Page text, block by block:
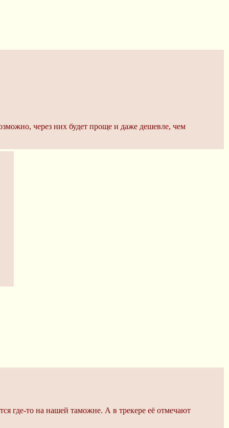
через них будет проще и даже дешевле, чем
где-то на нашей таможне. А в трекере её отмечают